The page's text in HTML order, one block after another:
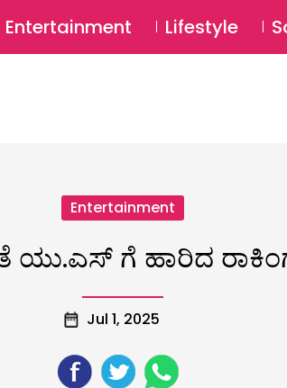
Entertainment Lifestyle
Entertainment
ಯು.ಎಸ್ ಗೆ ಹಾರಿದ
Jul 1, 2025